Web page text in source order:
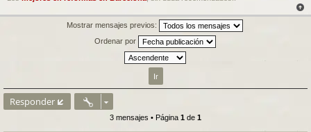
Mostrar mensajes previos:
Ordenar por
Responder
3 mensajes • Página 1 de 1